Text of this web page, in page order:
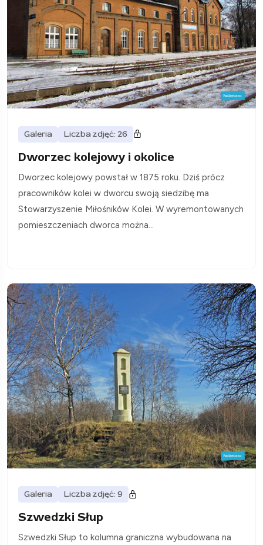
Galeria Liczba zdjęć: 26
Dworzec kolejowy i okolice
Dworzec kolejowy powstał w 1875 roku. Dziś prócz
pracowników kolei w dworcu swoją siedzibę ma
Stowarzyszenie Miłośników Kolei. W wyremontowanych
pomieszczeniach dworca można...
Galeria Liczba zdjęć: 9
Szwedzki Słup
Szwedzki Słup to kolumna graniczna wybudowana na